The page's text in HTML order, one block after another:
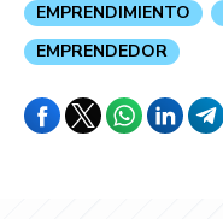
EMPRENDIMIENTO
EMPRENDEDOR